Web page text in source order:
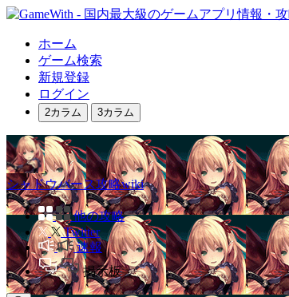
ホーム
ゲーム検索
新規登録
ログイン
2カラム 3カラム
シャドウバース攻略wiki
他の攻略
Twitter
速報
掲示板